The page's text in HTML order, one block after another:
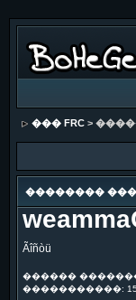
��� FRC>
��������
Ãîñòü
������
�����������: